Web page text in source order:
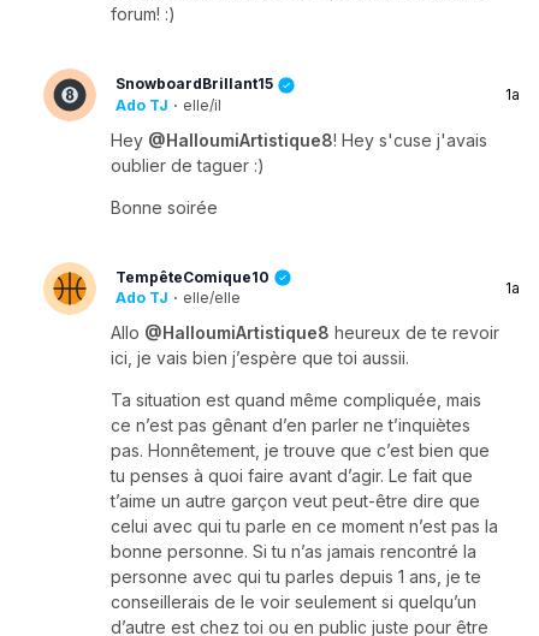
forum! :)
SnowboardBrillant15
Ado TJ · elle/il
1a
Hey @HalloumiArtistique8! Hey s'cuse j'avais
oublier de taguer :)
Bonne soirée
TempêteComique10
Ado TJ · elle/elle
1a
Allo @HalloumiArtistique8 heureux de te revoir
ici, je vais bien j’espère que toi aussii.
Ta situation est quand même compliquée, mais
ce n’est pas gênant d’en parler ne t’inquiètes
pas. Honnêtement, je trouve que c’est bien que
tu penses à quoi faire avant d’agir. Le fait que
t’aime un autre garçon veut peut-être dire que
celui avec qui tu parle en ce moment n’est pas la
bonne personne. Si tu n’as jamais rencontré la
personne avec qui tu parles depuis 1 ans, je te
conseillerais de le voir seulement si quelqu’un
d’autre est chez toi ou en public juste pour être